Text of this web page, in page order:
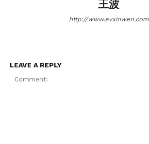
王波
http://www.evxinwen.com
LEAVE A REPLY